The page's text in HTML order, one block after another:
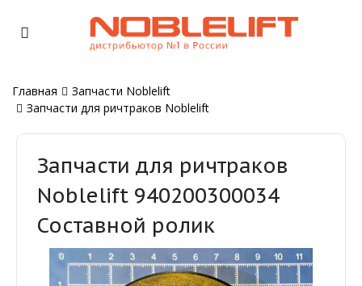
Главная
Запчасти Noblelift
Запчасти для ричтраков Noblelift
Запчасти для ричтраков
Noblelift 940200300034
Составной ролик